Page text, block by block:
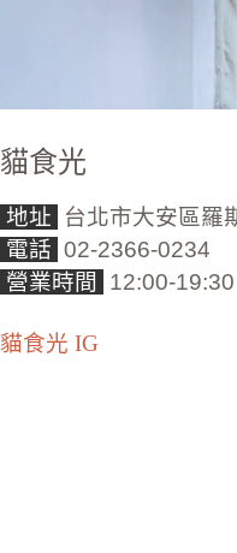
貓食光
地址
台北市大安區羅
電話 02-2366-0234
營業時間
12:00-
貓食光 IG